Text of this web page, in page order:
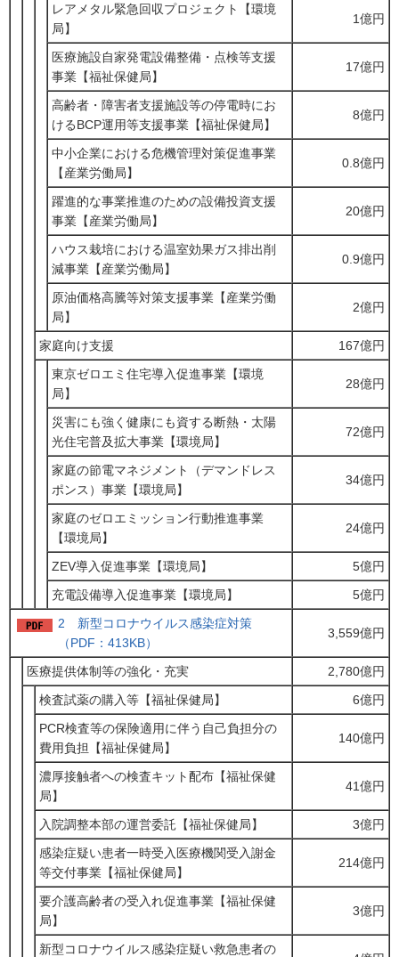
レアメタル緊急回収プロジェクト【環境
局】
1億円
医療施設自家発電設備整備・点検等支援
事業【福祉保健局】
17億円
高齢者・障害者支援施設等の停電時にお
けるBCP運用等支援事業【福祉保健局】
8億円
中小企業における危機管理対策促進事業
【産業労働局】
0.8億円
躍進的な事業推進のための設備投資支援
事業【産業労働局】
20億円
ハウス栽培における温室効果ガス排出削
減事業【産業労働局】
0.9億円
原油価格高騰等対策支援事業【産業労働
局】
2億円
家庭向け支援
167億円
東京ゼロエミ住宅導入促進事業【環境
局】
28億円
災害にも強く健康にも資する断熱・太陽
光住宅普及拡大事業【環境局】
72億円
家庭の節電マネジメント（デマンドレス
ポンス）事業【環境局】
34億円
家庭のゼロエミッション行動推進事業
【環境局】
24億円
ZEV導入促進事業【環境局】
5億円
充電設備導入促進事業【環境局】
5億円
2 新型コロナウイルス感染症対策
（PDF：413KB）
3,559億円
医療提供体制等の強化・充実
2,780億円
検査試薬の購入等【福祉保健局】
6億円
PCR検査等の保険適用に伴う自己負担分の
費用負担【福祉保健局】
140億円
濃厚接触者への検査キット配布【福祉保健
局】
41億円
入院調整本部の運営委託【福祉保健局】
3億円
感染症疑い患者一時受入医療機関受入謝金
等交付事業【福祉保健局】
214億円
要介護高齢者の受入れ促進事業【福祉保健
局】
3億円
新型コロナウイルス感染症疑い救急患者の